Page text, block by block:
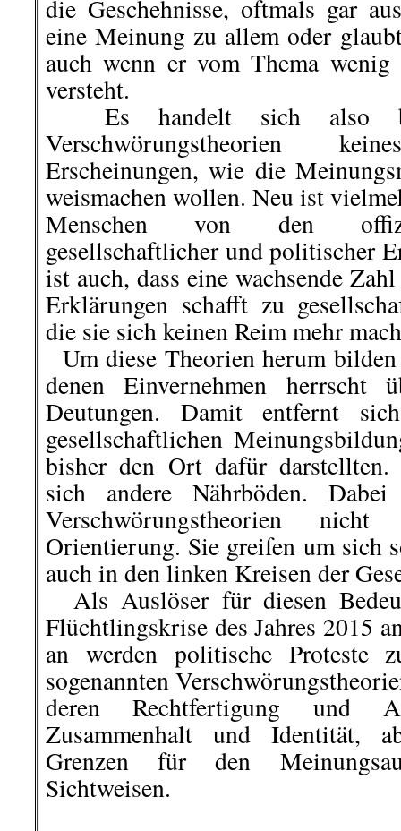
die Geschehnisse, oftmals gar
eine Meinung zu allem oder
auch wenn er vom Thema
versteht.
Es handelt sich also
Verschwörungstheorien
Erscheinungen, wie die
weismachen wollen. Neu ist
Menschen von den
gesellschaftlicher und politischer
ist auch, dass eine wachsende
Erklärungen schafft zu
die sie sich keinen Reim mehr
Um diese Theorien herum
denen Einvernehmen herrscht
Deutungen. Damit entfernt
gesellschaftlichen
bisher den Ort dafür
sich andere Nährböden.
Verschwörungstheorien
Orientierung. Sie greifen um sich
auch in den linken Kreisen der
Als Auslöser für diesen
Flüchtlingskrise des Jahres 2015
an werden politische Proteste
sogenannten
deren Rechtfertigung und
Zusammenhalt und Identität,
Grenzen für den
Sichtweisen.